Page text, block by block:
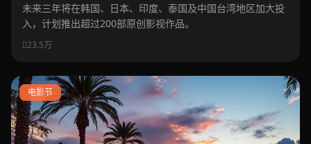
未来三年将在韩国、日本、印度、泰国及中国台湾地区加大投
入，计划推出超过200部原创影视作品。
23.5万
电影节